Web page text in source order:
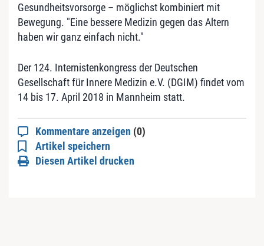
Gesundheitsvorsorge – möglichst kombiniert mit
Bewegung. "Eine bessere Medizin gegen das Altern
haben wir ganz einfach nicht."
Der 124. Internistenkongress der Deutschen
Gesellschaft für Innere Medizin e.V. (DGIM) findet vom
14 bis 17. April 2018 in Mannheim statt.
Kommentare anzeigen (0)
Artikel speichern
Diesen Artikel drucken